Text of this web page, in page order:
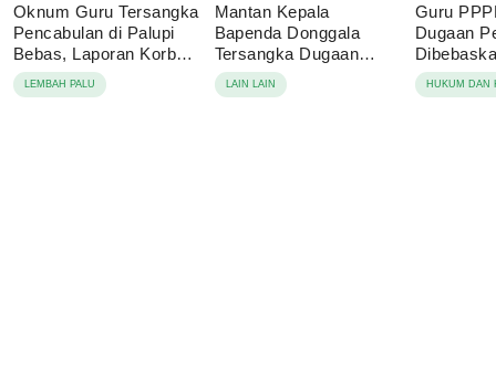
Oknum Guru Tersangka
Pencabulan di Palupi
Bebas, Laporan Korban
Berujung Damai
LEMBAH PALU
Mantan Kepala
Bapenda Donggala
Tersangka Dugaan
Korupsi Pajak Tambang
LAIN LAIN
Guru
Dugaan
Sebut
Keluarga
HUKUM DAN